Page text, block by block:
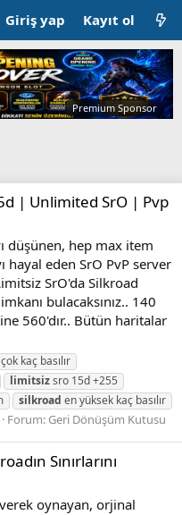
Giriş yap Kayıt ol
Premium Sponsor
| Unlimited SrO | Pvp
düşünen, hep max item
hayal eden SrO PvP server
SrO'da Silkroad
bulacaksınız.. 140
560'dır.. Bütün haritalar
kaç basılır
limitsizsro 15d +255
silkroad en yüksek kaç basılır
Forum: Geri Dönüşüm Kutusu
Sınırlarını
oynayan, orjinal